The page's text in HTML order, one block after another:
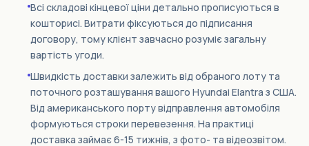
Всі складові кінцевої ціни детально прописуються в
кошторисі. Витрати фіксуються до підписання
договору, тому клієнт завчасно розуміє загальну
вартість угоди.
Швидкість доставки залежить від обраного лоту та
поточного розташування вашого Hyundai Elantra з США.
Від американського порту відправлення автомобіля
формуються строки перевезення. На практиці
доставка займає 6-15 тижнів, з фото- та відеозвітом.